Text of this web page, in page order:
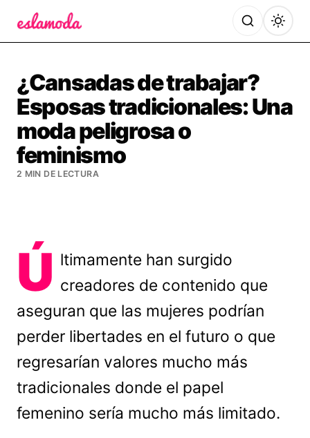
¿Cansadas de trabajar?
Esposas tradicionales: Una
moda peligrosa o
feminismo
2 MIN DE LECTURA
Ú ltimamente han surgido
creadores de contenido que
aseguran que las mujeres podrían
perder libertades en el futuro o que
regresarían valores mucho más
tradicionales donde el papel
femenino sería mucho más limitado.